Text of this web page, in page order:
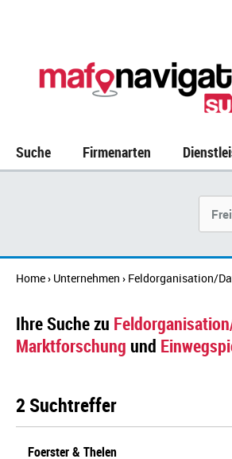
Suche Firmenarten
Home› Unternehmen › Feldorganisation/
Ihre Suche zu
Marktforschung und
2 Suchtreffer
Foerster & Thelen